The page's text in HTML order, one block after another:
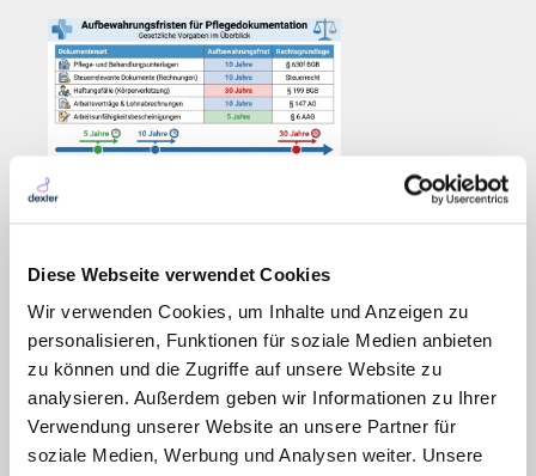
Diese Webseite verwendet Cookies
Wir verwenden Cookies, um Inhalte und Anzeigen zu
personalisieren, Funktionen für soziale Medien anbieten
zu können und die Zugriffe auf unsere Website zu
analysieren. Außerdem geben wir Informationen zu Ihrer
Verwendung unserer Website an unsere Partner für
soziale Medien, Werbung und Analysen weiter. Unsere
Die korrekte Archivierung und das fristgerechte
Löschen von Pflegedokumentationen sind
entscheidend, um rechtliche Vorgaben
einzuhalten. Ein zu frühes Löschen kann zu